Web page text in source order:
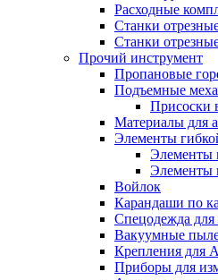
Расходные
Станки
Станки
Прочий инструмент
Пропановые
Подъeмные
Присоски
Материалы для
Элементы
Элементы
Элементы
Войлок
Карандаши по
Спецодежда для
Вакуумные
Крепления
Приборы для